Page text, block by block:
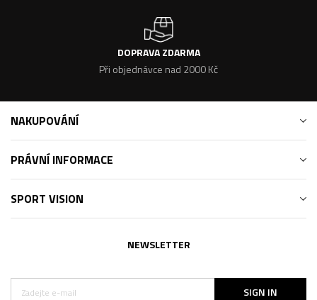
DOPRAVA ZDARMA
Při objednávce nad 2000 Kč
NAKUPOVÁNÍ
PRÁVNÍ INFORMACE
SPORT VISION
NEWSLETTER
SIGN IN